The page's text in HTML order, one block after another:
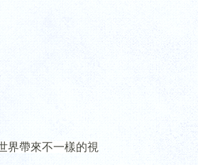
界帶來不一樣的視